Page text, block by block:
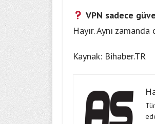
VPN sadece
Hayır. Aynı
Kaynak: Bihaber.TR